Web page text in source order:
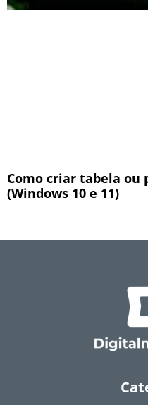
Como criar tabela ou
(Windows 10 e 11)